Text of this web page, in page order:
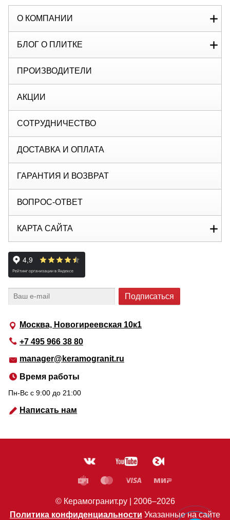
Москва, Новогиреевская 10к1
+7 495 966 38 80
manager@keramogranit.ru
Время работы
Пн-Вс c 9:00 до 21:00
Написать нам
О КОМПАНИИ
БЛОГ О ПЛИТКЕ
ПРОИЗВОДИТЕЛИ
АКЦИИ
СОТРУДНИЧЕСТВО
ДОСТАВКА И ОПЛАТА
ГАРАНТИЯ И ВОЗВРАТ
ВОПРОС-ОТВЕТ
КАРТА САЙТА
© Керамогранит.ру | 2006–2026
Политика конфиденциальности Указанные на сайте